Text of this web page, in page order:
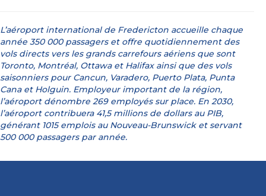
L’aéroport international de Fredericton accueille chaque
année 350 000 passagers et offre quotidiennement des
vols directs vers les grands carrefours aériens que sont
Toronto, Montréal, Ottawa et Halifax ainsi que des vols
saisonniers pour Cancun, Varadero, Puerto Plata, Punta
Cana et Holguin. Employeur important de la région,
l’aéroport dénombre 269 employés sur place. En 2030,
l’aéroport contribuera 41,5 millions de dollars au PIB,
générant 1015 emplois au Nouveau-Brunswick et servant
500 000 passagers par année.